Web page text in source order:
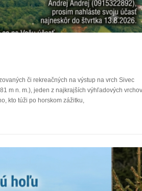
či rekreačných na výstup na vrch Sivec
m n. m.), jeden z najkrajších výhľadových vrchov
kto túži po horskom zážitku,